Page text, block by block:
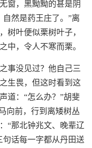
窗，黑黝黝的甚是阴
然是药王庄了。”离
树叶便似栗树叶子，
中，令人不寒而栗。
事没见过？他自己三
生畏，但这时看到这
道：“怎么办？”胡斐
向前，行到离矮树丛
“那北钟兆文、晚辈辽
句话每一字都从丹田送